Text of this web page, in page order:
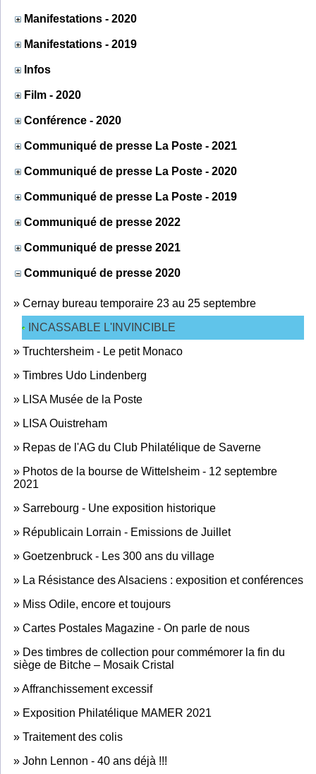
Manifestations - 2020
Manifestations - 2019
Infos
Film - 2020
Conférence - 2020
Communiqué de presse La Poste - 2021
Communiqué de presse La Poste - 2020
Communiqué de presse La Poste - 2019
Communiqué de presse 2022
Communiqué de presse 2021
Communiqué de presse 2020
» Cernay bureau temporaire 23 au 25 septembre
INCASSABLE L'INVINCIBLE
» Truchtersheim - Le petit Monaco
» Timbres Udo Lindenberg
» LISA Musée de la Poste
» LISA Ouistreham
» Repas de l'AG du Club Philatélique de Saverne
» Photos de la bourse de Wittelsheim - 12 septembre
2021
» Sarrebourg - Une exposition historique
» Républicain Lorrain - Emissions de Juillet
» Goetzenbruck - Les 300 ans du village
» La Résistance des Alsaciens : exposition et conférences
» Miss Odile, encore et toujours
» Cartes Postales Magazine - On parle de nous
» Des timbres de collection pour commémorer la fin du
siège de Bitche – Mosaik Cristal
»Affranchissement excessif
» Exposition Philatélique MAMER 2021
» Traitement des colis
» John Lennon - 40 ans déjà !!!